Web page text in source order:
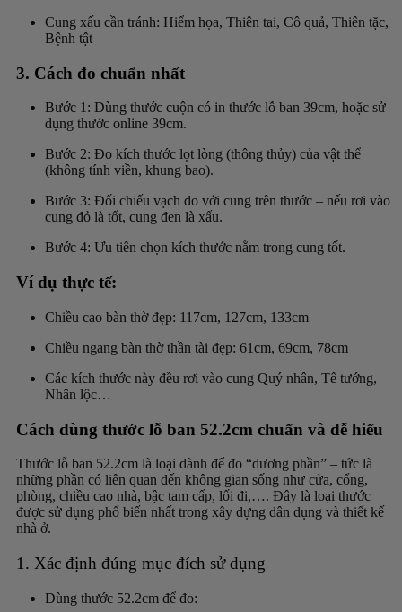
Cung xấu cần tránh: Hiểm họa, Thiên tai, Cô quả, Thiên tặc,
Bệnh tật
3. Cách đo chuẩn nhất
Bước 1: Dùng thước cuộn có in thước lỗ ban 39cm, hoặc sử
dụng thước online 39cm.
Bước 2: Đo kích thước lọt lòng (thông thủy) của vật thể
(không tính viền, khung bao).
Bước 3: Đối chiếu vạch đo với cung trên thước – nếu rơi vào
cung đỏ là tốt, cung đen là xấu.
Bước 4: Ưu tiên chọn kích thước nằm trong cung tốt.
Ví dụ thực tế:
Chiều cao bàn thờ đẹp: 117cm, 127cm, 133cm
Chiều ngang bàn thờ thần tài đẹp: 61cm, 69cm, 78cm
Các kích thước này đều rơi vào cung Quý nhân, Tể tướng,
Nhân lộc…
Cách dùng thước lỗ ban 52.2cm chuẩn và dễ hiểu
Thước lỗ ban 52.2cm là loại dành để đo “dương phần” – tức là
những phần có liên quan đến không gian sống như cửa, cổng,
phòng, chiều cao nhà, bậc tam cấp, lối đi,…. Đây là loại thước
được sử dụng phổ biến nhất trong xây dựng dân dụng và thiết kế
nhà ở.
1. Xác định đúng mục đích sử dụng
Dùng thước 52.2cm để đo: